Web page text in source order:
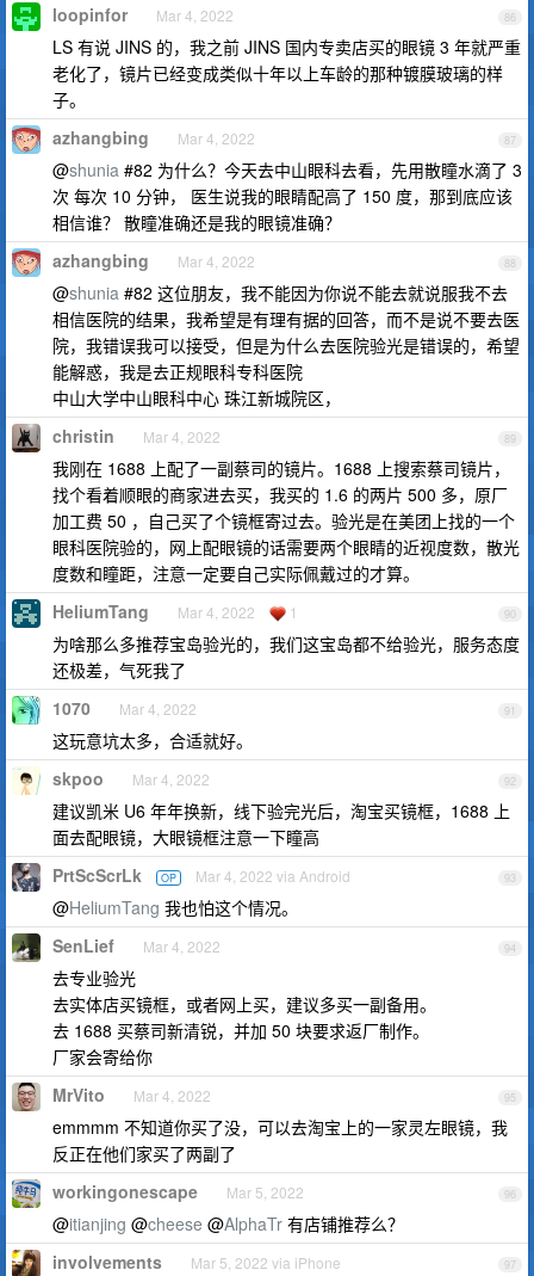
86
loopinfor Mar 4, 2022
LS 有说 JINS 的，我之前 JINS 国内专卖店买的眼镜 3 年就严重
老化了，镜片已经变成类似十年以上车龄的那种镀膜玻璃的样
子。
87
azhangbing Mar 4, 2022
@shunia #82 为什么？今天去中山眼科去看，先用散瞳水滴了 3
次 每次 10 分钟， 医生说我的眼睛配高了 150 度，那到底应该
相信谁？ 散瞳准确还是我的眼镜准确？
88
azhangbing Mar 4, 2022
@shunia #82 这位朋友，我不能因为你说不能去就说服我不去
相信医院的结果，我希望是有理有据的回答，而不是说不要去医
院，我错误我可以接受，但是为什么去医院验光是错误的，希望
能解惑，我是去正规眼科专科医院
中山大学中山眼科中心 珠江新城院区，
89
christin Mar 4, 2022
我刚在 1688 上配了一副蔡司的镜片。1688 上搜索蔡司镜片，
找个看着顺眼的商家进去买，我买的 1.6 的两片 500 多，原厂
加工费 50 ，自己买了个镜框寄过去。验光是在美团上找的一个
眼科医院验的，网上配眼镜的话需要两个眼睛的近视度数，散光
度数和瞳距，注意一定要自己实际佩戴过的才算。
90
HeliumTang Mar 4, 2022 1
为啥那么多推荐宝岛验光的，我们这宝岛都不给验光，服务态度
还极差，气死我了
91
1070 Mar 4, 2022
这玩意坑太多，合适就好。
92
skpoo Mar 4, 2022
建议凯米 U6 年年换新，线下验完光后，淘宝买镜框，1688 上
面去配眼镜，大眼镜框注意一下瞳高
93
PrtScScrLk OP Mar 4, 2022 via Android
@HeliumTang 我也怕这个情况。
94
SenLief Mar 4, 2022
去专业验光
去实体店买镜框，或者网上买，建议多买一副备用。
去 1688 买蔡司新清锐，并加 50 块要求返厂制作。
厂家会寄给你
95
MrVito Mar 4, 2022
emmmm 不知道你买了没，可以去淘宝上的一家灵左眼镜，我
反正在他们家买了两副了
96
workingonescape Mar 5, 2022
@itianjing @cheese @AlphaTr 有店铺推荐么？
97
involvements Mar 5, 2022 via iPhone